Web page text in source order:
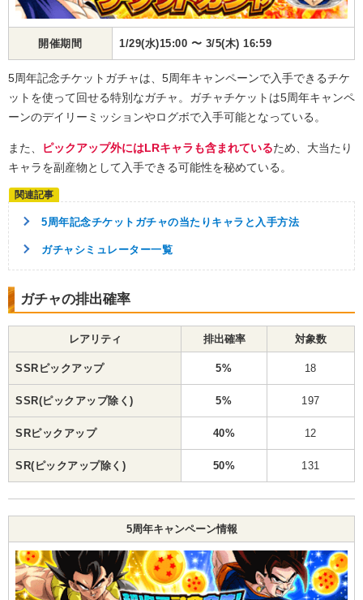
開催期間 1/29(水)15:00 〜 3/5(木) 16:59
5周年記念チケットガチャは、5周年キャンペーンで入手できるチケ
ットを使って回せる特別なガチャ。ガチャチケットは5周年キャンペ
ーンのデイリーミッションやログボで入手可能となっている。
また、 ピックアップ外にはLRキャラも含まれているため、大当たり
キャラを副産物として入手できる可能性を秘めている。
5周年記念チケットガチャの当たりキャラと入手方法
ガチャシミュレーター一覧
ガチャの排出確率
レアリティ 排出確率 対象数
SSRピックアップ 5% 18
SSR(ピックアップ除く) 5% 197
SRピックアップ 40% 12
SR(ピックアップ除く) 50% 131
5周年キャンペーン情報